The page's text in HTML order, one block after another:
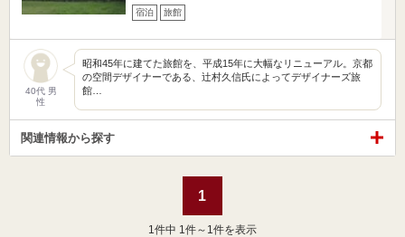
宿泊 旅館
40代 男
性
昭和45年に建てた旅館を、平成15年に大幅なリニューアル。京都
の空間デザイナーである、辻村久信氏によってデザイナーズ旅
館…
関連情報から探す
1
1 件中 1件～1件を表示